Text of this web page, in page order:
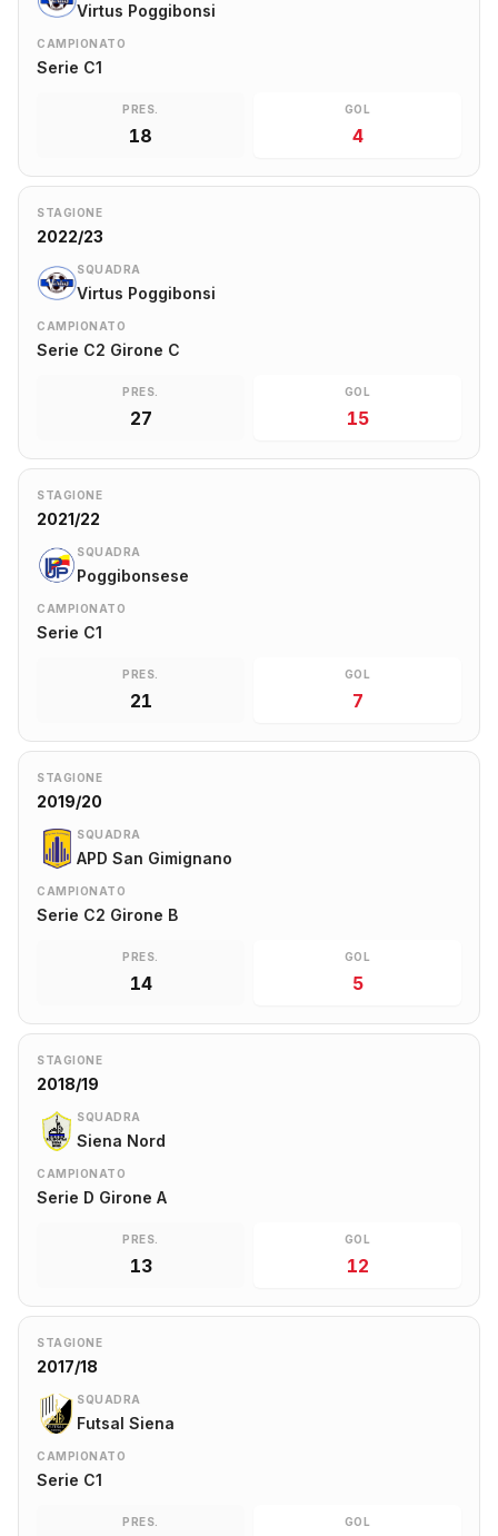
Virtus Poggibonsi
CAMPIONATO
Serie C1
PRES.
18
GOL
4
STAGIONE
2022/23
SQUADRA
Virtus Poggibonsi
CAMPIONATO
Serie C2 Girone C
PRES.
27
GOL
15
STAGIONE
2021/22
SQUADRA
Poggibonsese
CAMPIONATO
Serie C1
PRES.
21
GOL
7
STAGIONE
2019/20
SQUADRA
APD San Gimignano
CAMPIONATO
Serie C2 Girone B
PRES.
14
GOL
5
STAGIONE
2018/19
SQUADRA
Siena Nord
CAMPIONATO
Serie D Girone A
PRES.
13
GOL
12
STAGIONE
2017/18
SQUADRA
Futsal Siena
CAMPIONATO
Serie C1
PRES. GOL